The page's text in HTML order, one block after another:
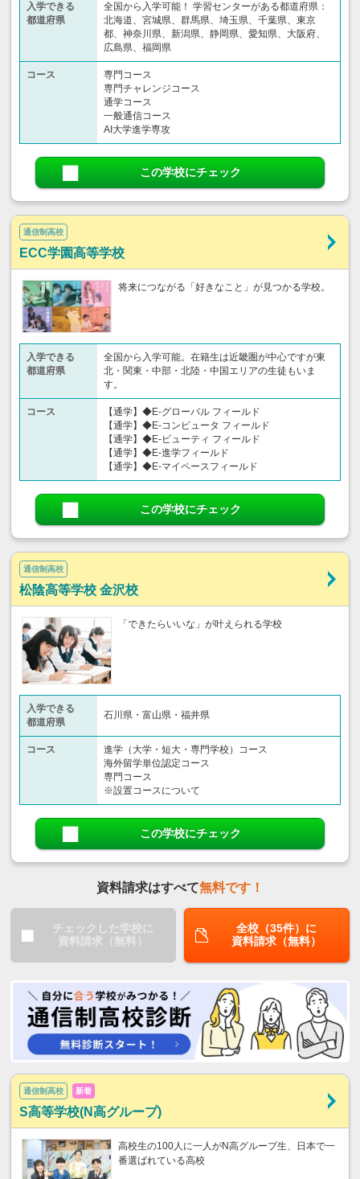
入学できる
都道府県
全国から入学可能！ 学習センターがある都道府県：
北海道、宮城県、群馬県、埼玉県、千葉県、東京
都、神奈川県、新潟県、静岡県、愛知県、大阪府、
広島県、福岡県
コース
専門コース
専門チャレンジコース
通学コース
一般通信コース
AI大学進学専攻
この学校にチェック
通信制高校
ECC学園高等学校
将来につながる「好きなこと」が見つかる学校。
入学できる
都道府県
全国から入学可能。在籍生は近畿圏が中心ですが東
北・関東・中部・北陸・中国エリアの生徒もいま
す。
コース
【通学】◆E-グローバル フィールド
【通学】◆E-コンピュータ フィールド
【通学】◆E-ビューティ フィールド
【通学】◆E-進学フィールド
【通学】◆E-マイペースフィールド
この学校にチェック
通信制高校
松陰高等学校 金沢校
「できたらいいな」が叶えられる学校
入学できる
都道府県
石川県・富山県・福井県
コース
進学（大学・短大・専門学校）コース
海外留学単位認定コース
専門コース
※設置コースについて
この学校にチェック
資料請求はすべて無料です！
チェックした学校に
資料請求（無料）
全校（35件）に
資料請求（無料）
通信制高校 新着
S高等学校(N高グループ)
高校生の100人に一人がN高グループ生、日本で一
番選ばれている高校